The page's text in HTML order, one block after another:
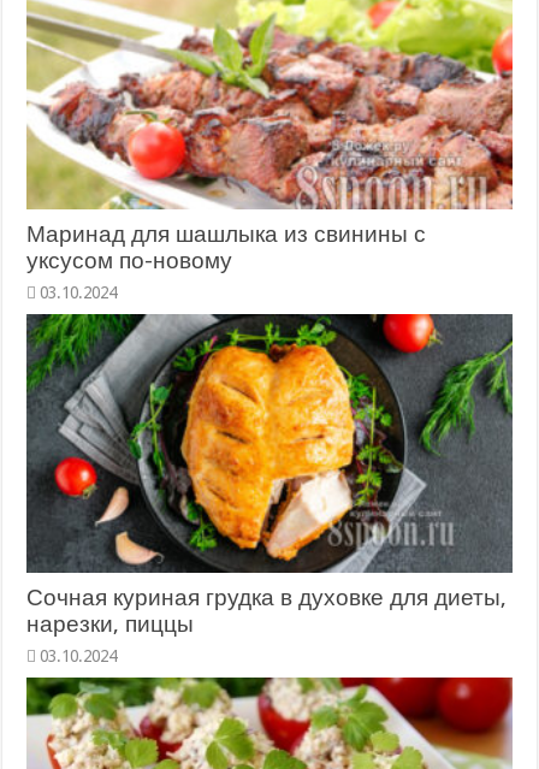
Маринад для шашлыка из свинины с
уксусом по-новому
Сочная куриная грудка в духовке для диеты,
нарезки, пиццы